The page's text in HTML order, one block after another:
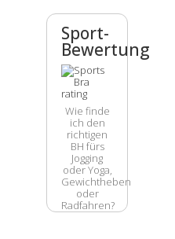
Sport-
Bewertung
Wie finde
ich den
richtigen
BH fürs
Jogging
oder Yoga,
Gewichtheben
oder
Radfahren?